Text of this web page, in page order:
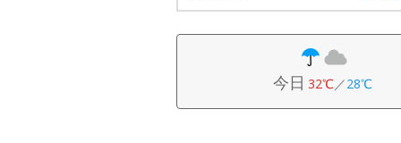
今日 32℃／28℃